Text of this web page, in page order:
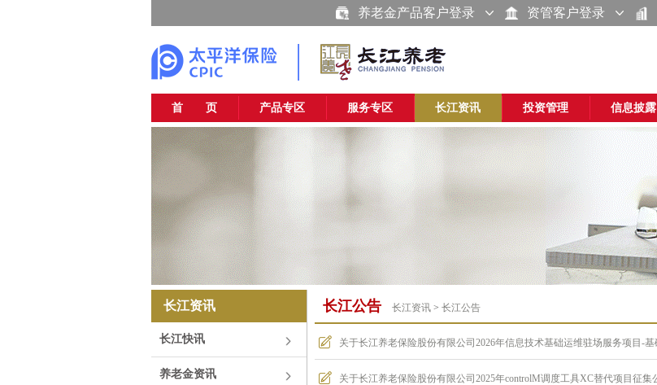
养老金产品客户登录 资管客户登录
首 页 产品专区 服务专区 长江资讯 投资管理 信息披露
长江资讯
长江快讯
养老金资讯
长江公告 长江资讯> 长江公告
关于长江养老保险股份有限公司2026年信息技术基础运维驻场服务项目-
关于长江养老保险股份有限公司2025年controlM调度工具XC替代项目征集